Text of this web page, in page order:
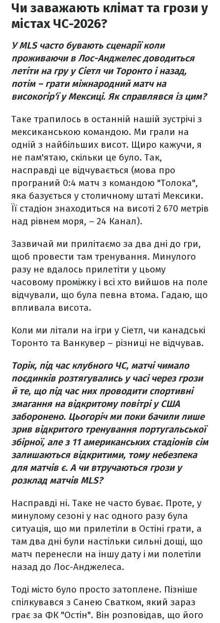
Чи заважають клімат та грози у
містах ЧС-2026?
У MLS часто бувають сценарії коли
проживаючи в Лос-Анджелес доводиться
летіти на гру у Сіетл чи Торонто і назад,
потім – грати міжнародний матч на
високогір'ї у Мексиці. Як справлявся із цим?
Таке трапилось в останній нашій зустрічі з
мексиканською командою. Ми грали на
одній з найбільших висот. Щиро кажучи, я
не пам'ятаю, скільки це було. Так,
насправді це відчувається (мова про
програний 0:4 матч з командою "Толока",
яка базується у столичному штаті Мексики.
Її стадіон знаходиться на висоті 2 670 метрів
над рівнем моря, – 24 Канал).
Зазвичай ми прилітаємо за два дні до гри,
щоб провести там тренування. Минулого
разу не вдалось прилетіти у цьому
часовому проміжку і всі хто вийшов на поле
відчували, що була певна втома. Гадаю, що
впливала висота.
Коли ми літали на ігри у Сіетл, чи канадські
Торонто та Ванкувер – різниці не відчував.
Торік, під час клубного ЧС, матчі чимало
поєдинків розтягувались у часі через грози
й те, що під час них проводити спортивні
змагання на відкритому повітрі у США
заборонено. Цьогоріч ми поки бачили лише
зрив відкритого тренування португальської
збірної, але з 11 американських стадіонів сім
залишаються відкритими, тому небезпека
для матчів є. А чи втручаються грози у
розклад матчів MLS?
Насправді ні. Таке не часто буває. Проте, у
минулому сезоні у нас одного разу була
ситуація, що ми прилетіли в Остіні грати, а
там два дні були настільки сильні дощі, що
матч перенесли на іншу дату і ми полетіли
назад до Лос-Анджелеса.
Тоді місто було просто затоплене. Пізніше
спілкувався з Санею Сватком, який зараз
грає за ФК "Остін". Він розповідав, що його